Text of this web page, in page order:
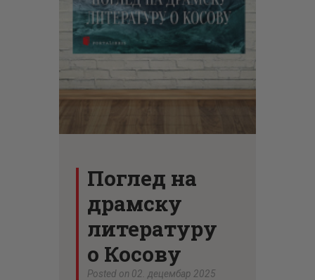
Поглед на
драмску
литературу
о Косову
Posted on 02. децембар 2025